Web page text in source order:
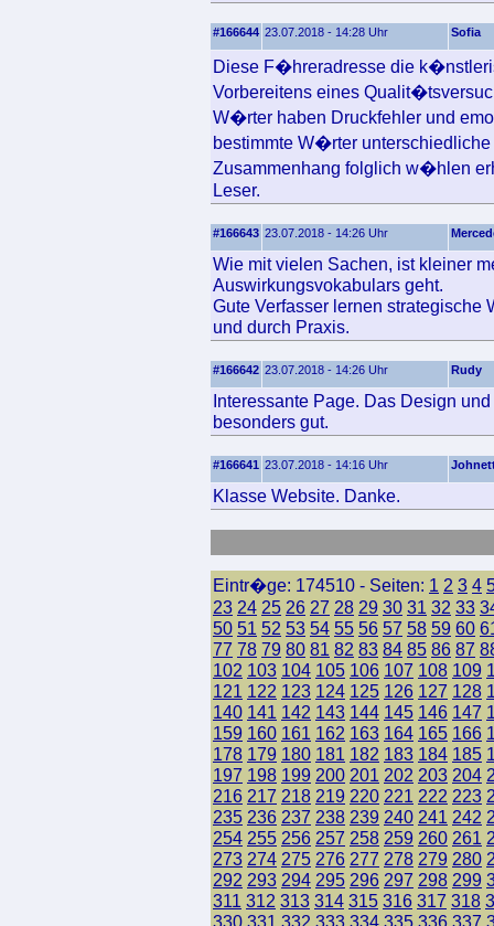
#166644 23.07.2018 - 14:28 Uhr Sofia
Diese F�hreradresse die
Vorbereitens eines
W�rter haben Druckfehler und
bestimmte W�rter
Zusammenhang folglich w�hlen
Leser.
#166643 23.07.2018 - 14:26 Uhr
Wie mit vielen Sachen, ist kleiner
Auswirkungsvokabulars geht.
Gute Verfasser lernen strategische
und durch Praxis.
#166642 23.07.2018 - 14:26 Uhr Rudy
Interessante Page. Das Design
besonders gut.
#166641 23.07.2018 - 14:16 Uhr
Klasse Website. Danke.
Eintr�ge: 174510 - Seiten: 1 2 3 4
23 24 25 26 27 28 29 30 31 32 33
50 51 52 53 54 55 56 57 58 59 60
77 78 79 80 81 82 83 84 85 86 87
102 103 104 105 106 107 108 109
121 122 123 124 125 126 127 128
140 141 142 143 144 145 146 147
159 160 161 162 163 164 165 166
178 179 180 181 182 183 184 185
197 198 199 200 201 202 203 204
216 217 218 219 220 221 222 223
235 236 237 238 239 240 241 242
254 255 256 257 258 259 260 261
273 274 275 276 277 278 279 280
292 293 294 295 296 297 298 299
311 312 313 314 315 316 317 318
330 331 332 333 334 335 336 337